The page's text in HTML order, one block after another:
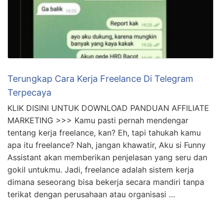
Related Posts